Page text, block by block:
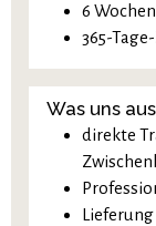
6
365-
Was uns
direkte